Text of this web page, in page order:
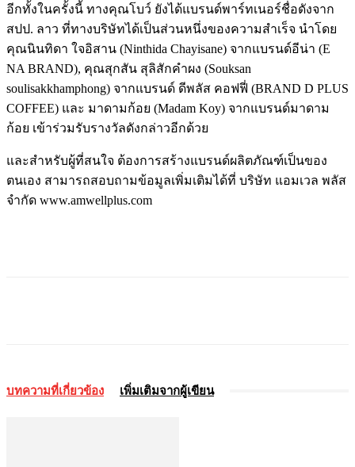
อีกทั้งในครั้งนี้ ทางคุณโบว์ ยังได้แบรนด์พาร์ทเนอร์ชื่อดังจาก
สปป. ลาว ที่ทางบริษัทได้เป็นส่วนหนึ่งของความสำเร็จ นำโดย
คุณนินทิดา ใจอิสาน (Ninthida Chayisane) จากแบรนด์อีน่า (E
NA BRAND), คุณสุกสัน สุลิสักคำผง (Souksan
soulisakkhamphong) จากแบรนด์ ดีพลัส คอฟฟี่ (BRAND D PLUS
COFFEE) และ มาดามก้อย (Madam Koy) จากแบรนด์มาดาม
ก้อย เข้าร่วมรับรางวัลดังกล่าวอีกด้วย
และสำหรับผู้ที่สนใจ ต้องการสร้างแบรนด์ผลิตภัณฑ์เป็นของ
ตนเอง สามารถสอบถามข้อมูลเพิ่มเติมได้ที่ บริษัท แอมเวล พลัส
จำกัด www.amwellplus.com
บทความที่เกี่ยวข้อง เพิ่มเติมจากผู้เขียน